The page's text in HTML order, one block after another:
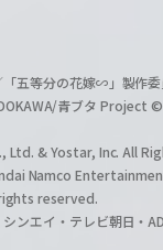
五等分の花嫁∽」製作
青ブタ Project
Ltd. & Yostar, Inc. All
Namco
reserved.
ンエイ・テレビ朝日・